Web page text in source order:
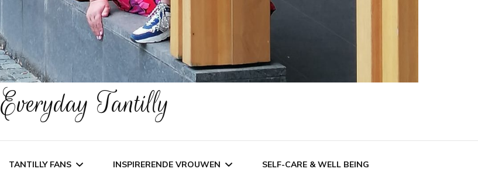
Everyday Tantilly
TANTILLY FANS INSPIRERENDE VROUWEN SELF-CARE & WELL BEING